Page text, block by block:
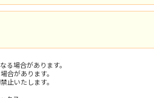
る場合があります。
合があります。
止いたします。